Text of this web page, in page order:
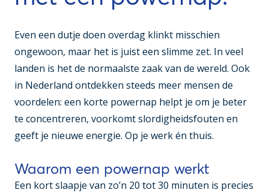
Even een dutje doen overdag klinkt misschien
ongewoon, maar het is juist een slimme zet. In veel
landen is het de normaalste zaak van de wereld. Ook
in Nederland ontdekken steeds meer mensen de
voordelen: een korte powernap helpt je om je beter
te concentreren, voorkomt slordigheidsfouten en
geeft je nieuwe energie. Op je werk én thuis.
Waarom een powernap werkt
Een kort slaapje van zo’n 20 tot 30 minuten is precies